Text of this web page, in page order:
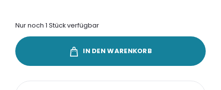
Nur noch 1 Stück verfügbar
IN DEN WARENKORB